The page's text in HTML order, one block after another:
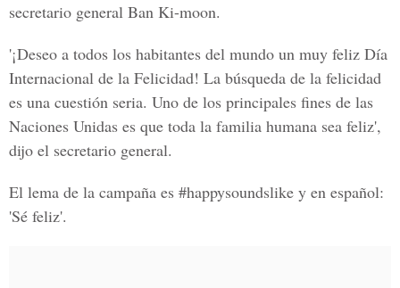
secretario general Ban Ki-moon.
'¡Deseo a todos los habitantes del mundo un muy feliz Día
Internacional de la Felicidad! La búsqueda de la felicidad
es una cuestión seria. Uno de los principales fines de las
Naciones Unidas es que toda la familia humana sea feliz',
dijo el secretario general.
El lema de la campaña es #happysoundslike y en español:
'Sé feliz'.